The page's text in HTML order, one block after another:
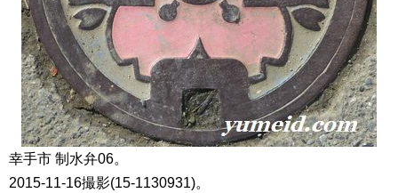
幸手市 制水弁06。
2015-11-16撮影(15-1130931)。